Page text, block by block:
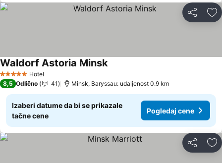
Deli
5 ZvezdiceHotel
Waldorf Astoria Minsk
8,5 Odlično 41 Minsk, Baryssau: udaljenost 0.9 km
Izaberi datume da bi se prikazale
tačne cene
Pogledaj cene
Deli